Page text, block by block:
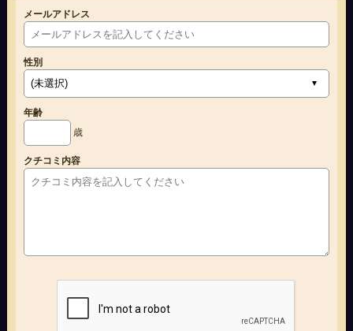
メールアドレス
性別
年齢
歳
クチコミ内容